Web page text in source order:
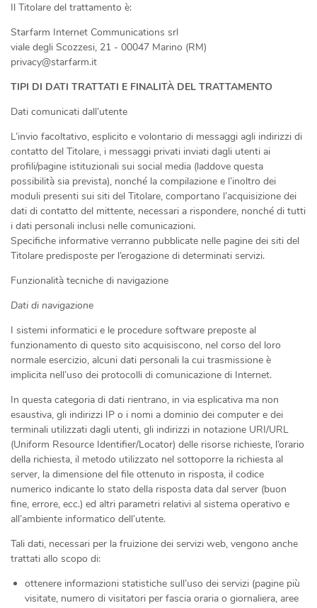
Il Titolare del trattamento è:
Starfarm Internet Communications srl
viale degli Scozzesi, 21 - 00047 Marino (RM)
privacy@starfarm.it
TIPI DI DATI TRATTATI E FINALITÀ DEL TRATTAMENTO
Dati comunicati dall’utente
L’invio facoltativo, esplicito e volontario di messaggi agli indirizzi di
contatto del Titolare, i messaggi privati inviati dagli utenti ai
profili/pagine istituzionali sui social media (laddove questa
possibilità sia prevista), nonché la compilazione e l’inoltro dei
moduli presenti sui siti del Titolare, comportano l’acquisizione dei
dati di contatto del mittente, necessari a rispondere, nonché di tutti
i dati personali inclusi nelle comunicazioni.
Specifiche informative verranno pubblicate nelle pagine dei siti del
Titolare predisposte per l’erogazione di determinati servizi.
Funzionalità tecniche di navigazione
Dati di navigazione
I sistemi informatici e le procedure software preposte al
funzionamento di questo sito acquisiscono, nel corso del loro
normale esercizio, alcuni dati personali la cui trasmissione è
implicita nell’uso dei protocolli di comunicazione di Internet.
In questa categoria di dati rientrano, in via esplicativa ma non
esaustiva, gli indirizzi IP o i nomi a dominio dei computer e dei
terminali utilizzati dagli utenti, gli indirizzi in notazione URI/URL
(Uniform Resource Identifier/Locator) delle risorse richieste, l’orario
della richiesta, il metodo utilizzato nel sottoporre la richiesta al
server, la dimensione del file ottenuto in risposta, il codice
numerico indicante lo stato della risposta data dal server (buon
fine, errore, ecc.) ed altri parametri relativi al sistema operativo e
all’ambiente informatico dell’utente.
Tali dati, necessari per la fruizione dei servizi web, vengono anche
trattati allo scopo di:
ottenere informazioni statistiche sull’uso dei servizi (pagine più
visitate, numero di visitatori per fascia oraria o giornaliera, aree